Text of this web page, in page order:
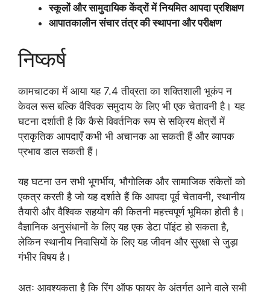
स्कूलों और सामुदायिक केंद्रों में नियमित आपदा प्रशिक्षण
आपातकालीन संचार तंत्र की स्थापना और परीक्षण
निष्कर्ष
कामचाटका में आया यह 7.4 तीव्रता का शक्तिशाली भूकंप न
केवल रूस बल्कि वैश्विक समुदाय के लिए भी एक चेतावनी है। यह
घटना दर्शाती है कि कैसे विवर्तनिक रूप से सक्रिय क्षेत्रों में
प्राकृतिक आपदाएँ कभी भी अचानक आ सकती हैं और व्यापक
प्रभाव डाल सकती हैं।
यह घटना उन सभी भूगर्भीय, भौगोलिक और सामाजिक संकेतों को
एकत्र करती है जो यह दर्शाते हैं कि आपदा पूर्व चेतावनी, स्थानीय
तैयारी और वैश्विक सहयोग की कितनी महत्त्वपूर्ण भूमिका होती है।
वैज्ञानिक अनुसंधानों के लिए यह एक डेटा पॉइंट हो सकता है,
लेकिन स्थानीय निवासियों के लिए यह जीवन और सुरक्षा से जुड़ा
गंभीर विषय है।
अतः आवश्यकता है कि रिंग ऑफ फायर के अंतर्गत आने वाले सभी